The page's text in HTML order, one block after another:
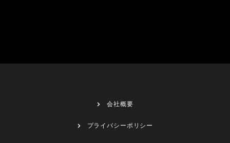
会社概要
プライバシーポリシー